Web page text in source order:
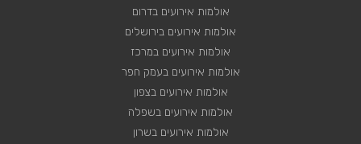
אולמות אירועים בדרום
אולמות אירועים בירושלים
אולמות אירועים במרכז
אולמות אירועים בעמק חפר
אולמות אירועים בצפון
אולמות אירועים בשפלה
אולמות אירועים בשרון